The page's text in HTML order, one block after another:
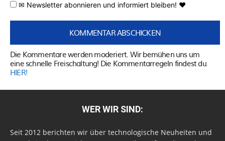
✉ Newsletter abonnieren und informiert bleiben! ♥
Die Kommentare werden moderiert. Wir bemühen uns um
eine schnelle Freischaltung! Die Kommentarregeln findest du
HIER!
WER WIR SIND:
Seit 2012 berichten wir über technologische Neuheiten und